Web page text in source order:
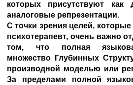
которых присутствуют как
аналоговые репрезентации.
С точки зрения целей,
психотерапевт, очень важно
том, что полная
множество Глубинных
производной моделью или
За пределами полной